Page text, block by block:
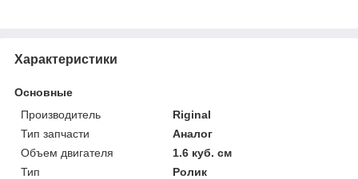
Характеристики
Основные
Производитель
Riginal
Тип запчасти
Аналог
Объем двигателя
1.6 куб. см
Тип
Ролик